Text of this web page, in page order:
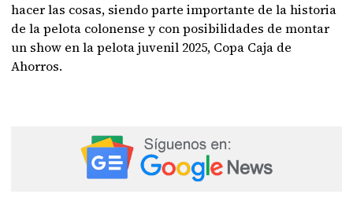
hacer las cosas, siendo parte importante de la historia
de la pelota colonense y con posibilidades de montar
un show en la pelota juvenil 2025, Copa Caja de
Ahorros.